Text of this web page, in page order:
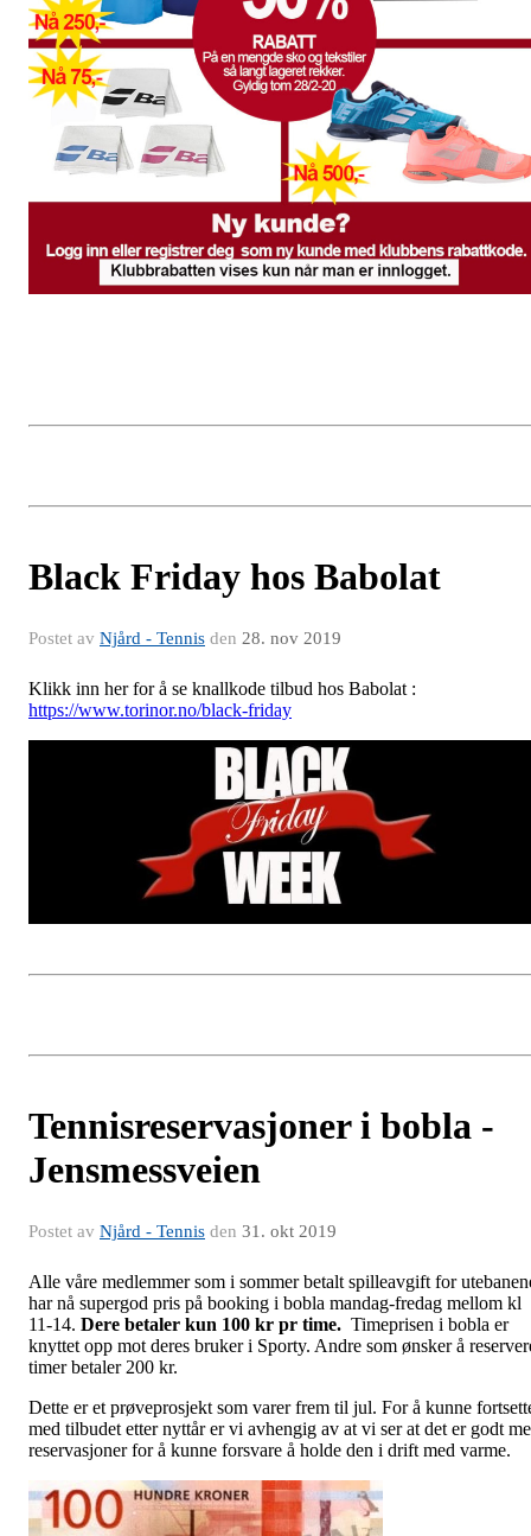
Black Friday hos Babolat
Postet av Njård - Tennis den 28. nov 2019
Klikk inn her for å se knallkode tilbud hos Babolat :
https://www.torinor.no/black-friday
Tennisreservasjoner i bobla -
Jensmessveien
Postet av Njård - Tennis den 31. okt 2019
Alle våre medlemmer som i sommer betalt spilleavgift for
har nå supergod pris på booking i bobla mandag-fredag mellom kl
11-14. Dere betaler kun 100 kr pr time. Timeprisen i bobla er
knyttet opp mot deres bruker i Sporty. Andre som ønsker å
timer betaler 200 kr.
Dette er et prøveprosjekt som varer frem til jul. For å kunne
med tilbudet etter nyttår er vi avhengig av at vi ser at det er godt
reservasjoner for å kunne forsvare å holde den i drift med varme.